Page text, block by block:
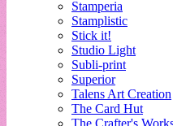
Stamperia
Stamplistic
Stick it!
Studio Light
Subli-print
Superior
Talens Art Creation
The Card Hut
The Crafter's